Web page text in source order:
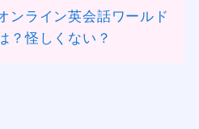
ンライン英会話ワールド
？怪しくない？